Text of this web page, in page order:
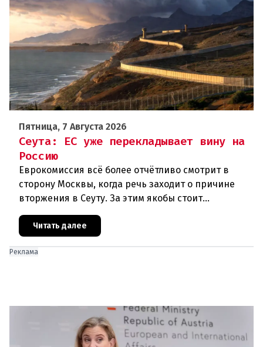
Пятница, 7 Августа 2026
Сеута: ЕС уже перекладывает вину на
Россию
Еврокомиссия всё более отчётливо смотрит в
сторону Москвы, когда речь заходит о причине
вторжения в Сеуту. За этим якобы стоит
дней около 72 000 человек п
Читать далее
Реклама